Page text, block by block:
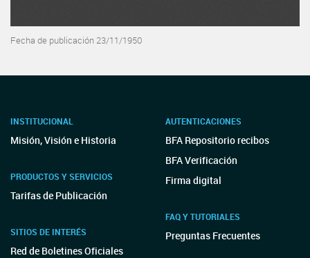
Fecha de publicación 23/11/1950
INSTITUCIONAL
Misión, Visión e Historia
PRODUCTOS Y SERVICIOS
Tarifas de Publicación
SITIOS DE INTERÉS
Red de Boletines Oficiales
AUTENTICACIONES
BFA Repositorio recibos
BFA Verificación
Firma digital
FAQ Y TUTORIALES
Preguntas Frecuentes